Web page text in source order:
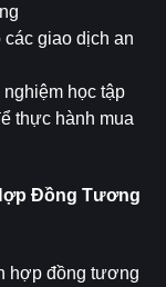
các giao dịch an
học tập
thực hành mua
Đồng Tương
hợp đồng tương